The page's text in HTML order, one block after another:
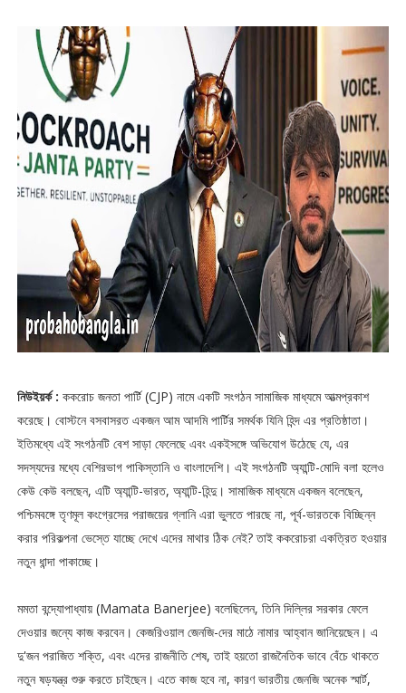
নিউইয়র্ক : ককরোচ জনতা পার্টি (CJP) নামে একটি সংগঠন সামাজিক মাধ্যমে আত্মপ্রকাশ
করেছে। বোস্টনে বসবাসরত একজন আম আদমি পার্টির সমর্থক যিনি হিন্দ এর প্রতিষ্ঠাতা।
ইতিমধ্যে এই সংগঠনটি বেশ সাড়া ফেলেছে এবং একইসঙ্গে অভিযোগ উঠেছে যে, এর
সদস্যদের মধ্যে বেশিরভাগ পাকিস্তানি ও বাংলাদেশি। এই সংগঠনটি অ্যান্টি-মোদি বলা হলেও
কেউ কেউ বলছেন, এটি অ্যান্টি-ভারত, অ্যান্টি-হিন্দু। সামাজিক মাধ্যমে একজন বলেছেন,
পশ্চিমবঙ্গে তৃণমূল কংগ্রেসের পরাজয়ের গ্লানি এরা ভুলতে পারছে না, পূর্ব-ভারতকে বিচ্ছিন্ন
করার পরিকল্পনা ভেস্তে যাচ্ছে দেখে এদের মাথার ঠিক নেই? তাই ককরোচরা একত্রিত হওয়ার
নতুন ধান্দা পাকাচ্ছে।
মমতা বন্দ্যোপাধ্যায় (Mamata Banerjee) বলেছিলেন, তিনি দিল্লির সরকার ফেলে
দেওয়ার জন্যে কাজ করবেন। কেজরিওয়াল জেনজি-দের মাঠে নামার আহ্বান জানিয়েছেন। এ
দু'জন পরাজিত শক্তি, এবং এদের রাজনীতি শেষ, তাই হয়তো রাজনৈতিক ভাবে বেঁচে থাকতে
নতুন ষড়যন্ত্র শুরু করতে চাইছেন। এতে কাজ হবে না, কারণ ভারতীয় জেনজি অনেক স্মার্ট,